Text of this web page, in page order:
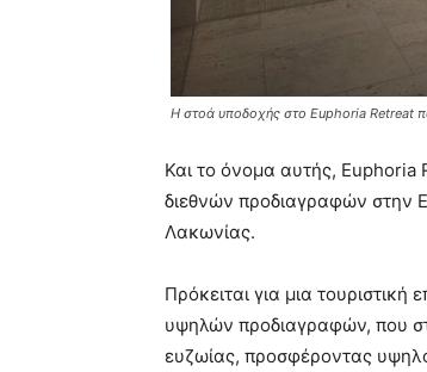
Η στοά υποδοχής στο Euphoria Retreat
Και το όνομα αυτής,
διεθνών προδιαγραφών στην
Λακωνίας.
Πρόκειται για μια
υψηλών προδιαγραφών, που
ευζωίας, προσφέροντας